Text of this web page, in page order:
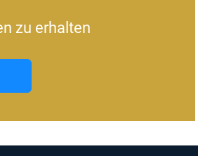
zu erhalten